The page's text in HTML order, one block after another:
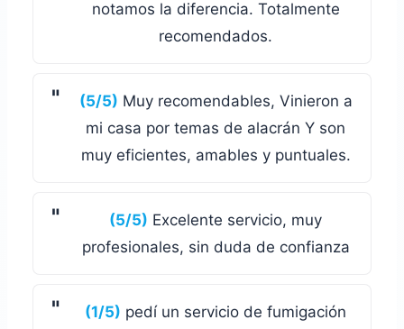
notamos la diferencia. Totalmente
recomendados.
(5/5) Muy recomendables, Vinieron a
mi casa por temas de alacrán Y son
muy eficientes, amables y puntuales.
(5/5) Excelente servicio, muy
profesionales, sin duda de confianza
(1/5) pedí un servicio de fumigación